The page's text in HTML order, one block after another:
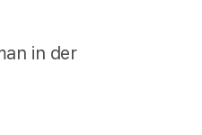
in der